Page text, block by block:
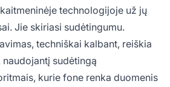
technologijoje už jų
Jie skiriasi sudėtingumu.
techniškai kalbant, reiškia
sudėtingą
kurie fone renka duomenis